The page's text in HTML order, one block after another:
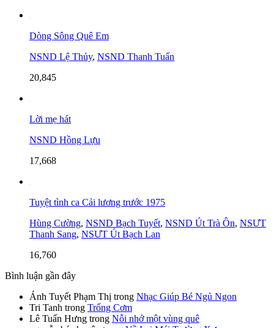
Dòng Sông Quê Em
NSND Lệ Thủy, NSND Thanh Tuấn
20,845
Lời mẹ hát
NSND Hồng Lựu
17,668
Tuyệt tình ca Cải lương trước 1975
Hùng Cường, NSND Bạch Tuyết, NSND Út Trà Ôn, NSƯT
Thanh Sang, NSƯT Út Bạch Lan
16,760
Bình luận gần đây
Ánh Tuyết Phạm Thị trong Nhạc Giúp Bé Ngủ Ngon
Tri Tanh trong Trống Cơm
Lê Tuấn Hưng trong Nỗi nhớ một vùng quê